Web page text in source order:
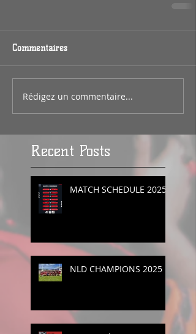
Commentaires
Rédigez un commentaire...
Recent Posts
MATCH SCHEDULE 2025
NLD CHAMPIONS 2025